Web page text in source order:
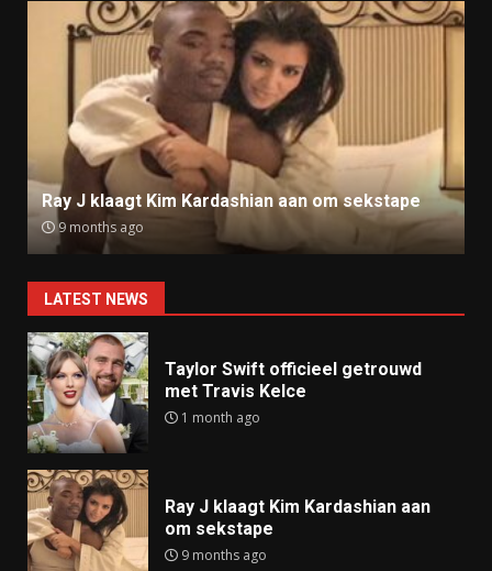
Ray J klaagt Kim Kardashian aan om sekstape
9 months ago
LATEST NEWS
Taylor Swift officieel getrouwd
met Travis Kelce
1 month ago
Ray J klaagt Kim Kardashian aan
om sekstape
9 months ago